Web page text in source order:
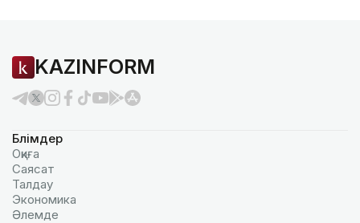
KAZINFORM
Бөлімдер
Оқиға
Саясат
Талдау
Экономика
Әлемде